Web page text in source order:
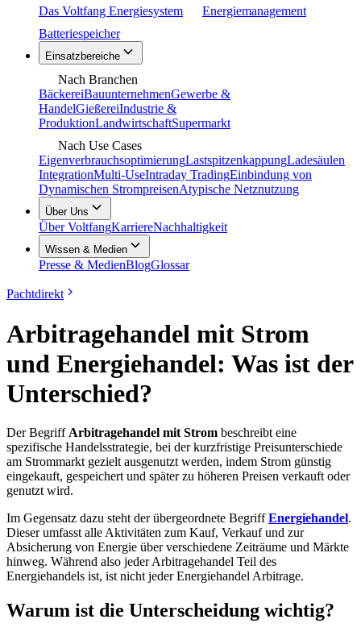
Das Voltfang Energiesystem
Energiemanagement
Batteriespeicher
Einsatzbereiche
Nach Branchen
BäckereiBauunternehmenGewerbe &
HandelGießereiIndustrie &
ProduktionLandwirtschaftSupermarkt
Nach Use Cases
EigenverbrauchsoptimierungLastspitzenkappungLadesäulen
IntegrationMulti-UseIntraday TradingEinbindung von
Dynamischen StrompreisenAtypische Netznutzung
Über Uns
Über VoltfangKarriereNachhaltigkeit
Wissen & Medien
Presse & MedienBlogGlossar
Pachtdirekt
Arbitragehandel mit Strom
und Energiehandel: Was ist der
Unterschied?
Der Begriff Arbitragehandel mit Strom beschreibt eine
spezifische Handelsstrategie, bei der kurzfristige Preisunterschiede
am Strommarkt gezielt ausgenutzt werden, indem Strom günstig
eingekauft, gespeichert und später zu höheren Preisen verkauft oder
genutzt wird.
Im Gegensatz dazu steht der übergeordnete BegriffEnergiehandel.
Dieser umfasst alle Aktivitäten zum Kauf, Verkauf und zur
Absicherung von Energie über verschiedene Zeiträume und Märkte
hinweg. Während also jeder Arbitragehandel Teil des
Energiehandels ist, ist nicht jeder Energiehandel Arbitrage.
Warum ist die Unterscheidung wichtig?